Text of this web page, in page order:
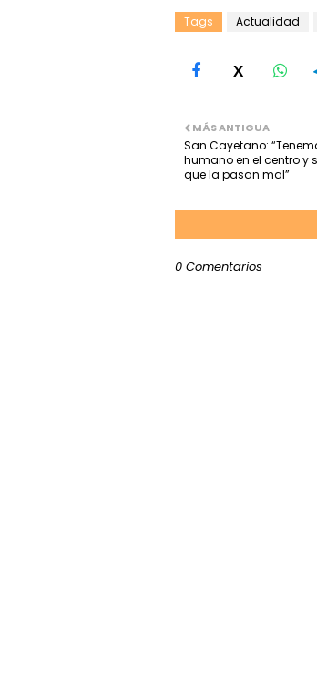
Tags Actualidad
X
MÁS ANTIGUA
San Cayetano:
humano en el centro y
que la pasan mal”
0 Comentarios